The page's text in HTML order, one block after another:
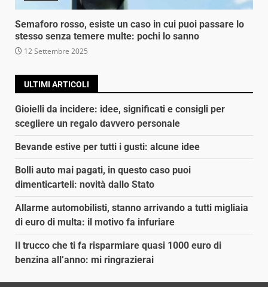
Semaforo rosso, esiste un caso in cui puoi passare lo
stesso senza temere multe: pochi lo sanno
12 Settembre 2025
ULTIMI ARTICOLI
Gioielli da incidere: idee, significati e consigli per
scegliere un regalo davvero personale
Bevande estive per tutti i gusti: alcune idee
Bolli auto mai pagati, in questo caso puoi
dimenticarteli: novità dallo Stato
Allarme automobilisti, stanno arrivando a tutti migliaia
di euro di multa: il motivo fa infuriare
Il trucco che ti fa risparmiare quasi 1000 euro di
benzina all’anno: mi ringrazierai